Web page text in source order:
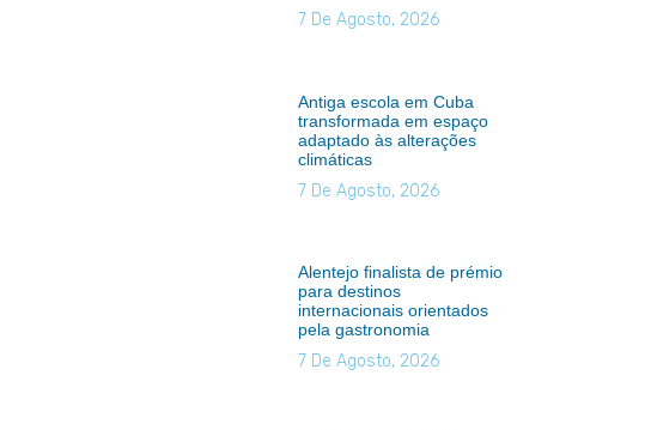
7 De Agosto, 2026
Antiga escola em Cuba
transformada em espaço
adaptado às alterações
climáticas
7 De Agosto, 2026
Alentejo finalista de prémio
para destinos
internacionais orientados
pela gastronomia
7 De Agosto, 2026